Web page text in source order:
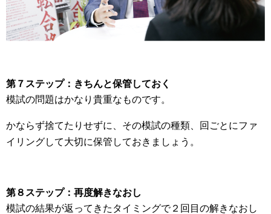
第７ステップ：きちんと保管しておく
模試の問題はかなり貴重なものです。
かならず捨てたりせずに、その模試の種類、回ごとにファ
イリングして大切に保管しておきましょう。
第８ステップ：再度解きなおし
模試の結果が返ってきたタイミングで２回目の解きなおし